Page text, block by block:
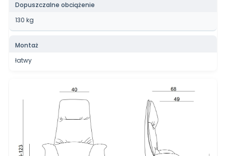
Dopuszczalne obciążenie
130 kg
Montaż
łatwy